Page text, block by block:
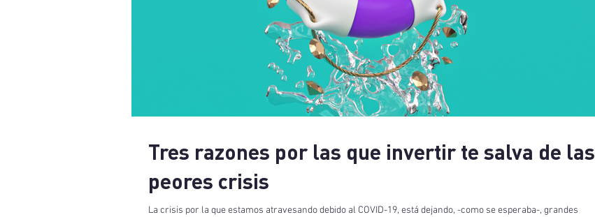
Tres razones por las que invertir te salva de las
peores crisis
La crisis por la que estamos atravesando debido al COVID-19, está dejando, -como se esperaba-, grandes